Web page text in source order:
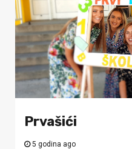
Prvašići
5 godina ago